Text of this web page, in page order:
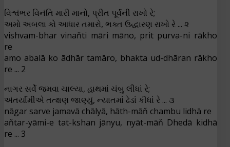
વિશ્વંભર વિનંતિ મારી માનો, પ્રીત પૂર્વની રાખો રે;
અમો અબલા કો આધાર તમારો, ભક્ત ઉદ્ધારણ રાખો રે ... ૨
vishvam-bhar vinaňti māri māno, prit purva-ni rākho
re
amo abalā ko ādhār tamāro, bhakta ud-dhāran rākho
re ... 2
નાગર સર્વે જમવા ચાલ્યા, હાથમાં ચંબુ લીધાં રે;
અંતર્યામીએ તત્ક્ષણ જાણ્યું, ન્યાતમાં ઢેડાં કીધાં રે ... ૩
nāgar sarve jamavā chālyā, hāth-māň chambu lidhā re
aňtar-yāmi-e tat-kshan jānyu, nyāt-māň Dhedā kidhā
re ... 3